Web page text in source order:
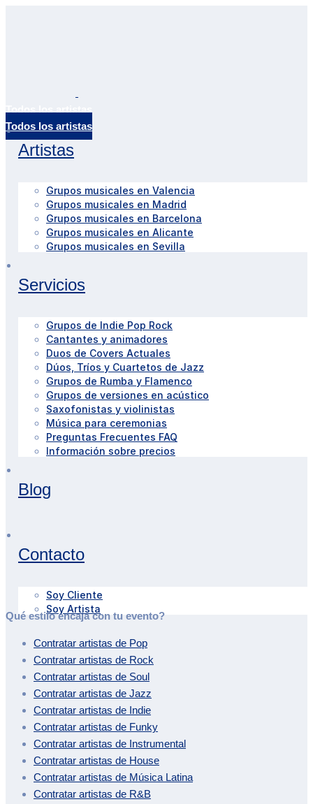
Artistas
Grupos musicales en Valencia
Grupos musicales en Madrid
Grupos musicales en Barcelona
Grupos musicales en Alicante
Grupos musicales en Sevilla
Servicios
Grupos de Indie Pop Rock
Cantantes y animadores
Duos de Covers Actuales
Dúos, Tríos y Cuartetos de Jazz
Grupos de Rumba y Flamenco
Grupos de versiones en acústico
Saxofonistas y violinistas
Música para ceremonias
Preguntas Frecuentes FAQ
Información sobre precios
Blog
Contacto
Soy Cliente
Soy Artista
Qué estilo encaja con tu evento?
Contratar artistas de Pop
Contratar artistas de Rock
Contratar artistas de Soul
Contratar artistas de Jazz
Contratar artistas de Indie
Contratar artistas de Funky
Contratar artistas de Instrumental
Contratar artistas de House
Contratar artistas de Música Latina
Contratar artistas de R&B